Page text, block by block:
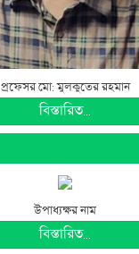
প্রফেসর মো: মুলকুতের রহমান
বিস্তারিত...
উপাধ্যক্ষর নাম
বিস্তারিত...